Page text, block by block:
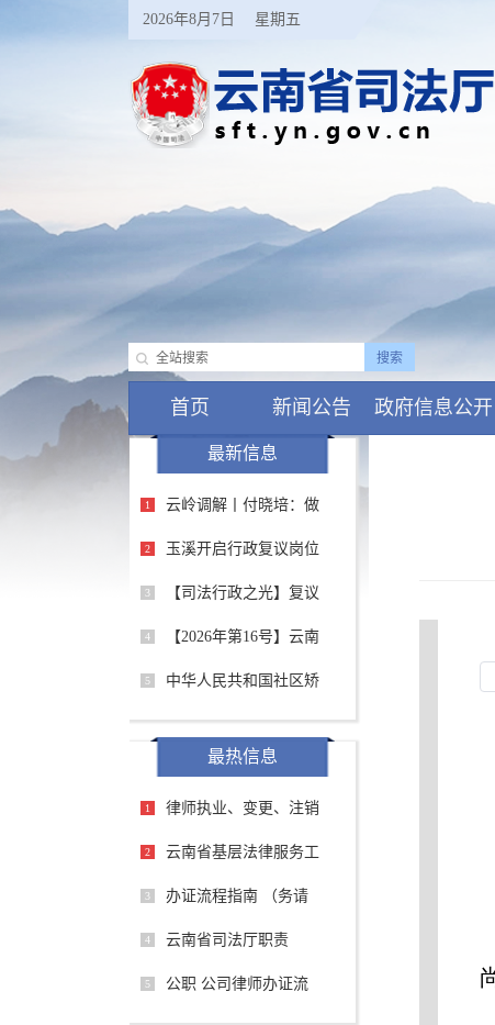
2026年8月7日 星期五
首页 新闻公告 政府信息公开
最新信息
1 云岭调解丨付晓培：做
2 玉溪开启行政复议岗位
3 【司法行政之光】复议
4 【2026年第16号】云南
5 中华人民共和国社区矫
最热信息
1 律师执业、变更、注销
2 云南省基层法律服务工
3 办证流程指南 （务请
4 云南省司法厅职责
5 公职 公司律师办证流